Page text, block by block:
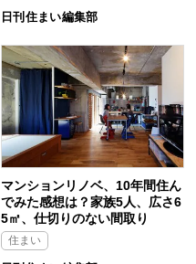
日刊住まい編集部
マンションリノベ、10年間住ん
でみた感想は？家族5人、広さ6
5㎡、仕切りのない間取り
住まい